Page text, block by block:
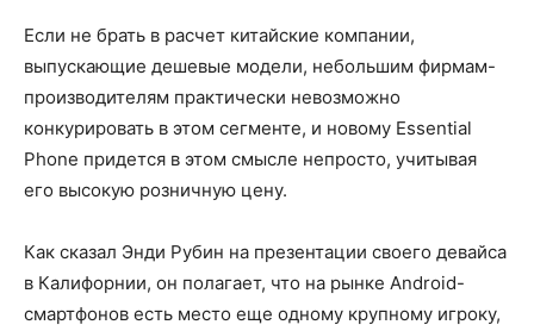
Если не брать в расчет китайские компании,
выпускающие дешевые модели, небольшим фирмам-
производителям практически невозможно
конкурировать в этом сегменте, и новому Essential
Phone придется в этом смысле непросто, учитывая
его высокую розничную цену.
Как сказал Энди Рубин на презентации своего девайса
в Калифорнии, он полагает, что на рынке Android-
смартфонов есть место еще одному крупному игроку,